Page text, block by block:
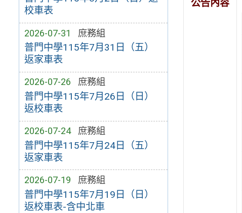
校車表
2026-07-31 庶務組
普門中學115年7月31日（五）
返家車表
2026-07-26 庶務組
普門中學115年7月26日（日）
返校車表
2026-07-24 庶務組
普門中學115年7月24日（五）
返家車表
2026-07-19 庶務組
普門中學115年7月19日（日）
返校車表-含中北車
公告內容